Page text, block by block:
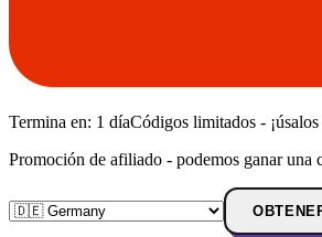
Termina en: 1 díaCódigos limitados -
Promoción de afiliado - podemos ganar una